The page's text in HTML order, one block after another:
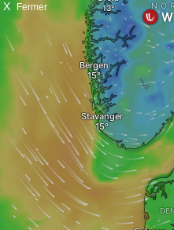
X Fermer